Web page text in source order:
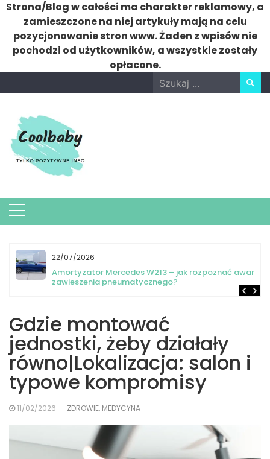
Strona/Blog w całości ma charakter reklamowy, a
zamieszczone na niej artykuły mają na celu
pozycjonowanie stron www. Żaden z wpisów nie
pochodzi od użytkowników, a wszystkie zostały
opłacone.
to
Search
for:
22/07/2026
Amortyzator Mercedes W213 – jak rozpoznać awarię
zawieszenia pneumatycznego?
Gdzie montować
jednostki, żeby działały
równo|Lokalizacja: salon i
typowe kompromisy
11/02/2026 ZDROWIE, MEDYCYNA